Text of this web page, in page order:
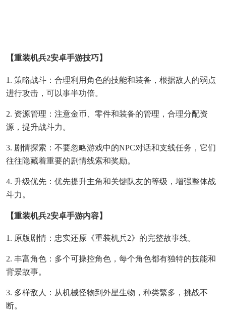
【重装机兵2安卓手游技巧】
1. 策略战斗：合理利用角色的技能和装备，根据敌人的弱点
进行攻击，可以事半功倍。
2. 资源管理：注意金币、零件和装备的管理，合理分配资
源，提升战斗力。
3. 剧情探索：不要忽略游戏中的NPC对话和支线任务，它们
往往隐藏着重要的剧情线索和奖励。
4. 升级优先：优先提升主角和关键队友的等级，增强整体战
斗力。
【重装机兵2安卓手游内容】
1. 原版剧情：忠实还原《重装机兵2》的完整故事线。
2. 丰富角色：多个可操控角色，每个角色都有独特的技能和
背景故事。
3. 多样敌人：从机械怪物到外星生物，种类繁多，挑战不
断。